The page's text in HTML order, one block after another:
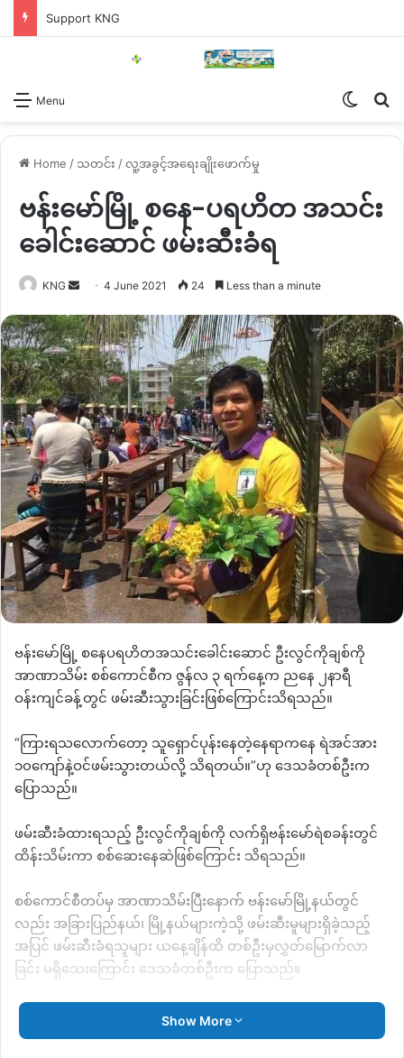
Support KNG
Menu
Home / သတင်း /လူ့အခွင့်အရေးချိုးဖောက်မှု
ဗန်းမော်မြို့ စနေ-ပရဟိတ အသင်း
ခေါင်းဆောင် ဖမ်းဆီးခံရ
KNG
Send
email
4 June 2021 24 Less than a minute
​ဗန်းမော်မြို့ စနေပရဟိတအသင်းခေါင်းဆောင် ဦးလွင်ကိုချစ်ကို
အာဏာသိမ်း စစ်ကောင်စီက ဇွန်လ ၃ ရက်နေ့က ညနေ ၂နာရီ
ဝန်းကျင်ခန့်တွင် ဖမ်းဆီးသွားခြင်းဖြစ်ကြောင်းသိရသည်။
“ကြားရသလောက်တော့ သူရှောင်ပုန်းနေတဲ့နေရာကနေ ရဲအင်အား
၁၀ကျော်နဲ့ဝင်ဖမ်းသွားတယ်လို့ သိရတယ်။”ဟု ဒေသခံတစ်ဦးက
ပြောသည်။
ဖမ်းဆီးခံထားရသည့် ဦးလွင်ကိုချစ်ကို လက်ရှိဗန်းမော်ရဲစခန်းတွင်
ထိန်းသိမ်းကာ စစ်ဆေးနေဆဲဖြစ်ကြောင်း သိရသည်။
စစ်ကောင်စီတပ်မှ အာဏာသိမ်းပြီးနောက် ဗန်းမော်မြို့နယ်တွင်
လည်း အခြားပြည်နယ်၊ မြို့နယ်များကဲ့သို့ ဖမ်းဆီးမူများရှိခဲ့သည့်
အပြင် ဖမ်းဆီးခံရသူများ ယနေ့ချိန်ထိ တစ်ဦးမှလွှတ်မြောက်လာ
ခြင်း မရှိသေးကြောင်း ဒေသခံတစ်ဦးက ပြောသည်။
“မြစ်ကြီးနားဘက်ဆို အစပိုင်း ဆန္ဒပြတဲ့ချိန်မှာ ဖမ်းခံရတဲ့သူတွေဆို
ရင် PCGရဲ့ အကူညီနဲ့လွှတ်လာတဲ့သူတွေ ရှိတယ်လို့ ကျနော်တို့
Show More